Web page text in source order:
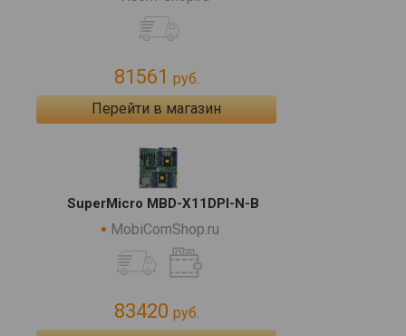
81561 руб.
Перейти в магазин
SuperMicro MBD-X11DPI-N-B
MobiComShop.ru
83420 руб.